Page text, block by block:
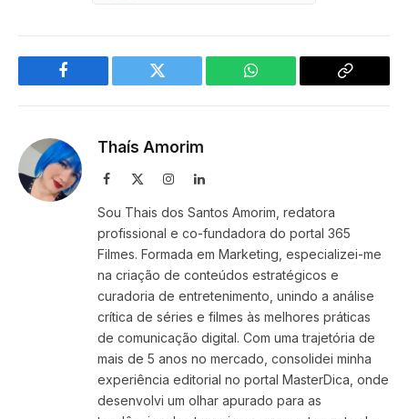
Facebook Twitter WhatsApp
Copy
Thaís Amorim
Facebook InstagramLinkedIn
Sou Thais dos Santos Amorim, redatora
profissional e co-fundadora do portal 365
Filmes. Formada em Marketing, especializei-me
na criação de conteúdos estratégicos e
curadoria de entretenimento, unindo a análise
crítica de séries e filmes às melhores práticas
de comunicação digital. Com uma trajetória de
mais de 5 anos no mercado, consolidei minha
experiência editorial no portal MasterDica, onde
desenvolvi um olhar apurado para as